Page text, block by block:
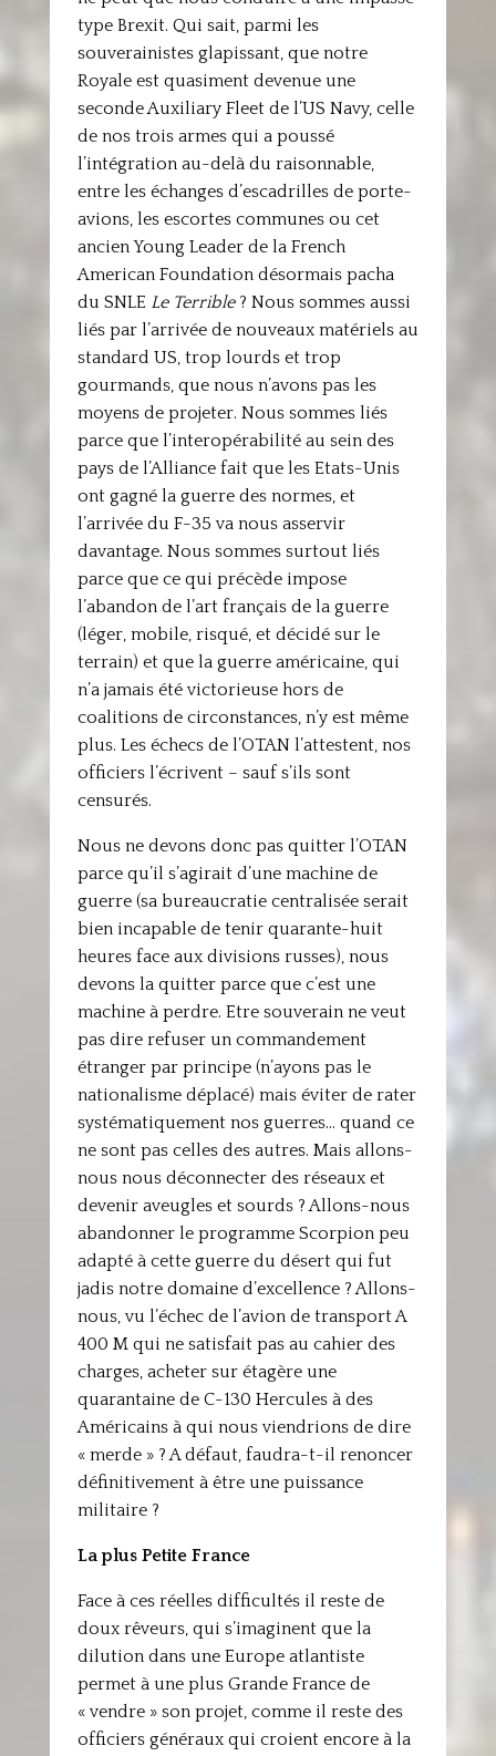
type Brexit. Qui sait, parmi les
souverainistes glapissant, que notre
Royale est quasiment devenue une
seconde Auxiliary Fleet de l’US Navy, celle
de nos trois armes qui a poussé
l’intégration au-delà du raisonnable,
entre les échanges d’escadrilles de porte-
avions, les escortes communes ou cet
ancien Young Leader de la French
American Foundation désormais pacha
du SNLE Le Terrible? Nous sommes aussi
liés par l’arrivée de nouveaux matériels au
standard US, trop lourds et trop
gourmands, que nous n’avons pas les
moyens de projeter. Nous sommes liés
parce que l’interopérabilité au sein des
pays de l’Alliance fait que les Etats-Unis
ont gagné la guerre des normes, et
l’arrivée du F-35 va nous asservir
davantage. Nous sommes surtout liés
parce que ce qui précède impose
l’abandon de l’art français de la guerre
(léger, mobile, risqué, et décidé sur le
terrain) et que la guerre américaine, qui
n’a jamais été victorieuse hors de
coalitions de circonstances, n’y est même
plus. Les échecs de l’OTAN l’attestent, nos
officiers l’écrivent – sauf s’ils sont
censurés.
Nous ne devons donc pas quitter l’OTAN
parce qu’il s’agirait d’une machine de
guerre (sa bureaucratie centralisée serait
bien incapable de tenir quarante-huit
heures face aux divisions russes), nous
devons la quitter parce que c’est une
machine à perdre. Etre souverain ne veut
pas dire refuser un commandement
étranger par principe (n’ayons pas le
nationalisme déplacé) mais éviter de rater
systématiquement nos guerres… quand ce
ne sont pas celles des autres. Mais allons-
nous nous déconnecter des réseaux et
devenir aveugles et sourds ? Allons-nous
abandonner le programme Scorpion peu
adapté à cette guerre du désert qui fut
jadis notre domaine d’excellence ? Allons-
nous, vu l’échec de l’avion de transport A
400 M qui ne satisfait pas au cahier des
charges, acheter sur étagère une
quarantaine de C-130 Hercules à des
Américains à qui nous viendrions de dire
« merde » ? A défaut, faudra-t-il renoncer
définitivement à être une puissance
militaire ?
La plus Petite France
Face à ces réelles difficultés il reste de
doux rêveurs, qui s’imaginent que la
dilution dans une Europe atlantiste
permet à une plus Grande France de
« vendre » son projet, comme il reste des
officiers généraux qui croient encore à la